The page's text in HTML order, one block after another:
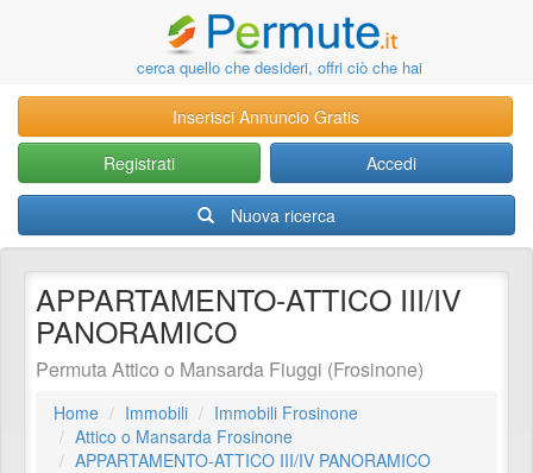
cerca quello che desideri, offri ciò che hai
Inserisci Annuncio Gratis
Registrati
Accedi
Nuova ricerca
APPARTAMENTO-ATTICO III/IV
PANORAMICO
Permuta Attico o Mansarda Fiuggi (Frosinone)
Home Immobili
Immobili Frosinone
Attico o Mansarda Frosinone
APPARTAMENTO-ATTICO III/IV PANORAMICO